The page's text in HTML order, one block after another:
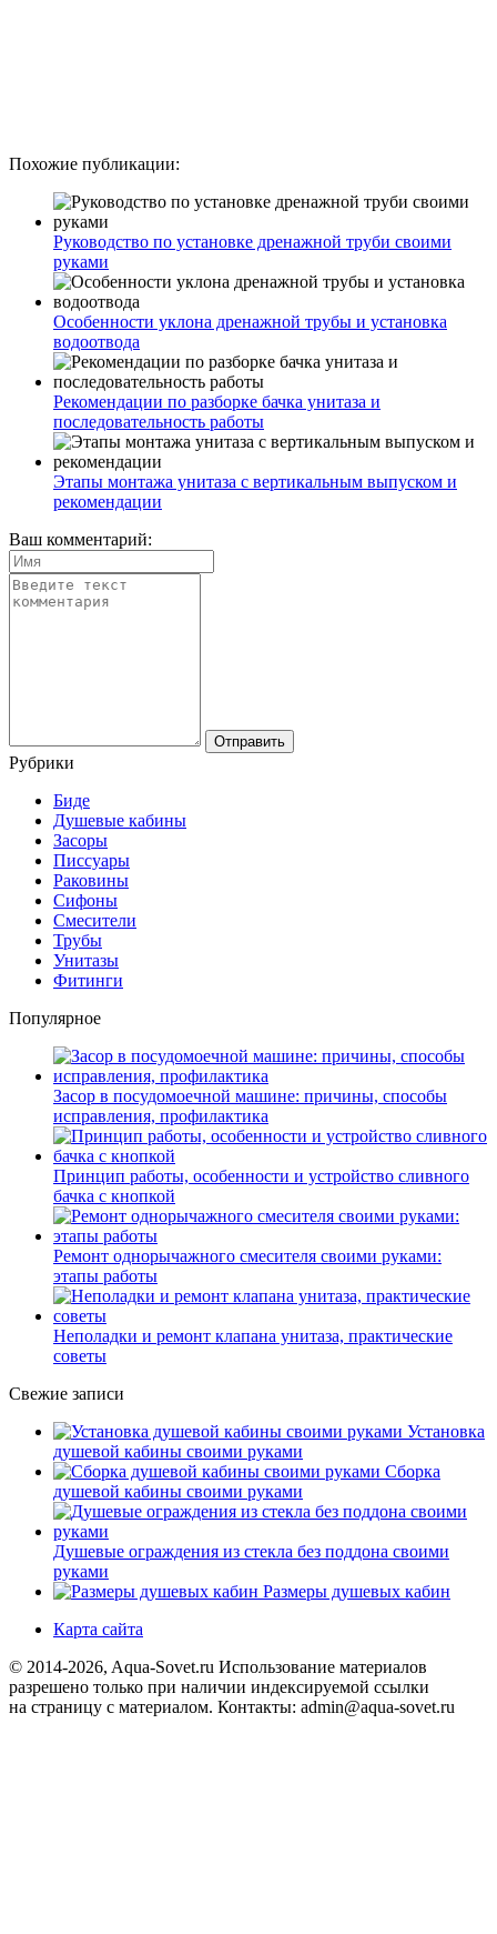
Похожие публикации:
Руководство по установке дренажной труби своими
руками
Особенности уклона дренажной трубы и установка
водоотвода
Рекомендации по разборке бачка унитаза и
последовательность работы
Этапы монтажа унитаза с вертикальным выпуском и
рекомендации
Ваш комментарий:
Рубрики
Биде
Душевые кабины
Засоры
Писсуары
Раковины
Сифоны
Смесители
Трубы
Унитазы
Фитинги
Популярное
Засор в посудомоечной машине: причины, способы
исправления, профилактика
Принцип работы, особенности и устройство сливного
бачка с кнопкой
Ремонт однорычажного смесителя своими руками:
этапы работы
Неполадки и ремонт клапана унитаза, практические
советы
Свежие записи
Установка
душевой кабины своими руками
Сборка
душевой кабины своими руками
Душевые ограждения из стекла без поддона своими
руками
Размеры душевых кабин
Карта сайта
© 2014-2026, Aqua-Sovet.ru Использование материалов
разрешено только при наличии индексируемой ссылки
на страницу с материалом. Контакты: admin@aqua-sovet.ru